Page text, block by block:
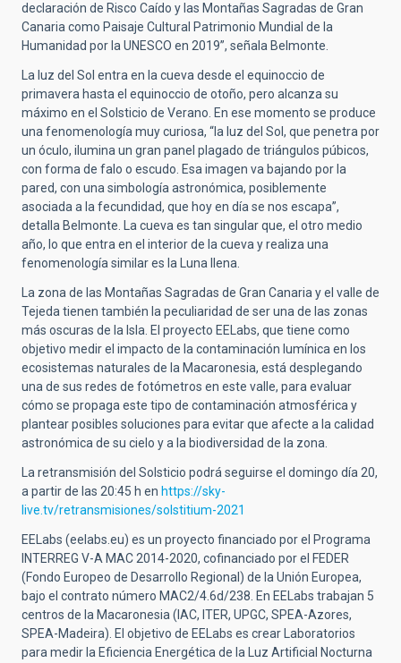
declaración de Risco Caído y las Montañas Sagradas de Gran
Canaria como Paisaje Cultural Patrimonio Mundial de la
Humanidad por la UNESCO en 2019”, señala Belmonte.
La luz del Sol entra en la cueva desde el equinoccio de
primavera hasta el equinoccio de otoño, pero alcanza su
máximo en el Solsticio de Verano. En ese momento se produce
una fenomenología muy curiosa, “la luz del Sol, que penetra por
un óculo, ilumina un gran panel plagado de triángulos púbicos,
con forma de falo o escudo. Esa imagen va bajando por la
pared, con una simbología astronómica, posiblemente
asociada a la fecundidad, que hoy en día se nos escapa”,
detalla Belmonte. La cueva es tan singular que, el otro medio
año, lo que entra en el interior de la cueva y realiza una
fenomenología similar es la Luna llena.
La zona de las Montañas Sagradas de Gran Canaria y el valle de
Tejeda tienen también la peculiaridad de ser una de las zonas
más oscuras de la Isla. El proyecto EELabs, que tiene como
objetivo medir el impacto de la contaminación lumínica en los
ecosistemas naturales de la Macaronesia, está desplegando
una de sus redes de fotómetros en este valle, para evaluar
cómo se propaga este tipo de contaminación atmosférica y
plantear posibles soluciones para evitar que afecte a la calidad
astronómica de su cielo y a la biodiversidad de la zona.
La retransmisión del Solsticio podrá seguirse el domingo día 20,
a partir de las 20:45 h en https://sky-
live.tv/retransmisiones/solstitium-2021
EELabs (eelabs.eu) es un proyecto financiado por el Programa
INTERREG V-A MAC 2014-2020, cofinanciado por el FEDER
(Fondo Europeo de Desarrollo Regional) de la Unión Europea,
bajo el contrato número MAC2/4.6d/238. En EELabs trabajan 5
centros de la Macaronesia (IAC, ITER, UPGC, SPEA-Azores,
SPEA-Madeira). El objetivo de EELabs es crear Laboratorios
para medir la Eficiencia Energética de la Luz Artificial Nocturna